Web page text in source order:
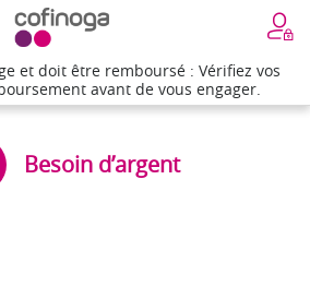
et doit être remboursé : Vérifiez vos
avant de vous engager.
Besoin d’argent
et doit être remboursé : Vérifiez vos
avant de vous engager.